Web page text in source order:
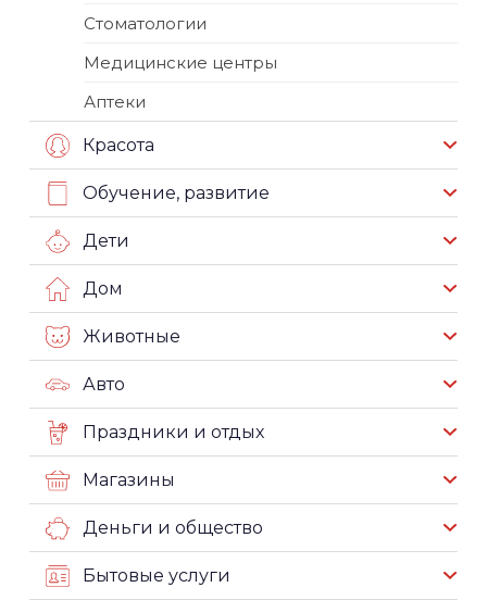
Стоматологии
Медицинские центры
Аптеки
Красота
Обучение, развитие
Дети
Дом
Животные
Авто
Праздники и отдых
Магазины
Деньги и общество
Бытовые услуги